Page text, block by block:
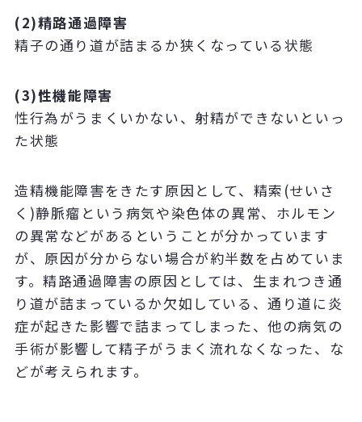
(2)精路通過障害
精子の通り道が詰まるか狭くなっている状態
(3)性機能障害
性行為がうまくいかない、射精ができないといっ
た状態
造精機能障害をきたす原因として、精索(せいさ
く)静脈瘤という病気や染色体の異常、ホルモン
の異常などがあるということが分かっています
が、原因が分からない場合が約半数を占めていま
す。精路通過障害の原因としては、生まれつき通
り道が詰まっているか欠如している、通り道に炎
症が起きた影響で詰まってしまった、他の病気の
手術が影響して精子がうまく流れなくなった、な
どが考えられます。